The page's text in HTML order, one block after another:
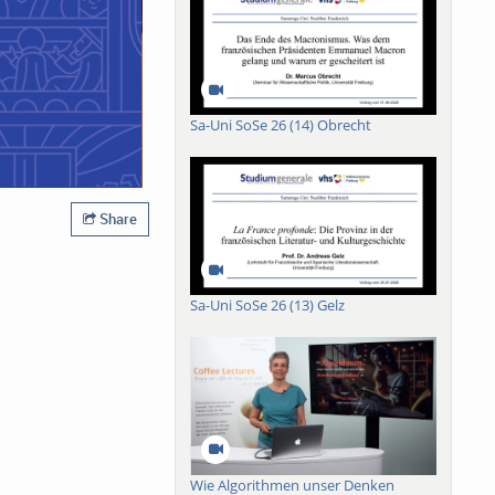
Share
Sa-Uni SoSe 26 (14) Obrecht
Sa-Uni SoSe 26 (13) Gelz
Wie Algorithmen unser Denken